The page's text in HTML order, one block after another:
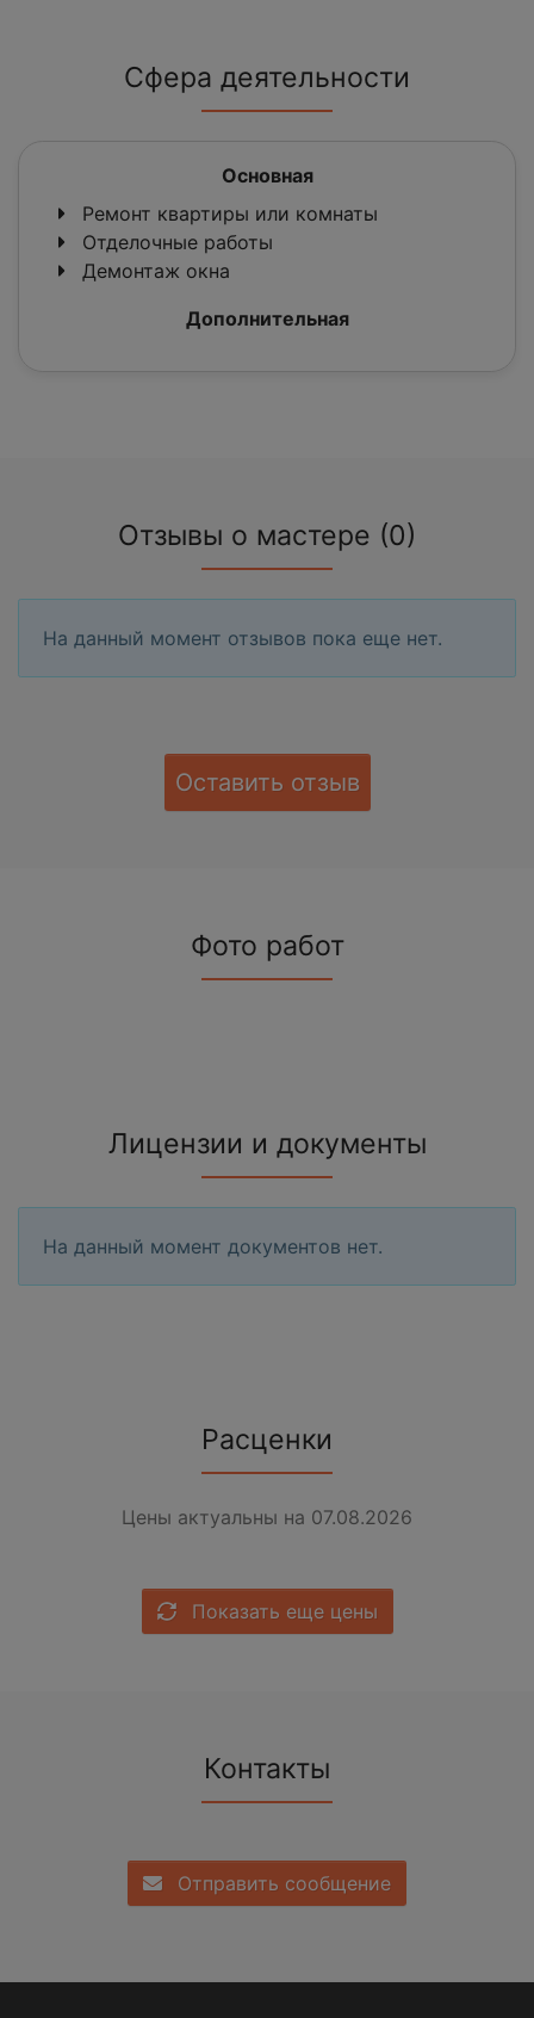
Сфера деятельности
Основная
Ремонт квартиры или комнаты
Отделочные работы
Демонтаж окна
Дополнительная
Отзывы о мастере (0)
На данный момент отзывов пока еще нет.
Оставить отзыв
Фото работ
Лицензии и документы
На данный момент документов нет.
Расценки
Цены актуальны на 07.08.2026
Показать еще цены
Контакты
Отправить сообщение